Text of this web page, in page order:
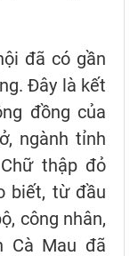
đã có gần
Đây là kết
đồng của
ngành tỉnh
thập đỏ
biết, từ đầu
công nhân,
Cà Mau đã